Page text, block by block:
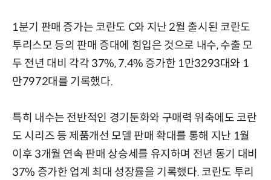
1분기 판매 증가는 코란도 C와 지난 2월 출시된 코란도
투리스모 등의 판매 증대에 힘입은 것으로 내수, 수출 모
두 전년 대비 각각 37%, 7.4% 증가한 1만3293대와 1
만7972대를 기록했다.
특히 내수는 전반적인 경기둔화와 구매력 위축에도 코란
도 시리즈 등 제품개선 모델 판매 확대를 통해 지난 1월
이후 3개월 연속 판매 상승세를 유지하며 전년 동기 대비
37% 증가한 업계 최대 성장률을 기록했다. 코란도 투리